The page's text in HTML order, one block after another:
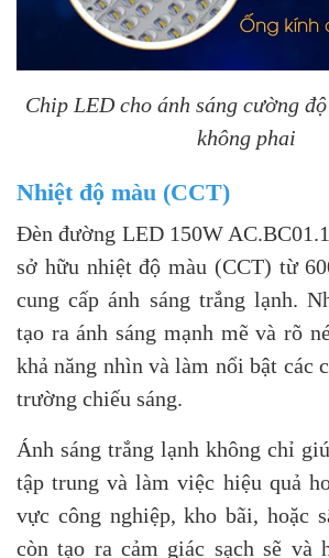
Chip LED cho ánh sáng cường
không phai
Nhiệt độ màu (CCT)
Đèn đường LED 150W
sở hữu nhiệt độ màu (CCT) từ
cung cấp ánh sáng trắng lạnh.
tạo ra ánh sáng mạnh mẽ và rõ
khả năng nhìn và làm nổi bật các
trường chiếu sáng.
Ánh sáng trắng lạnh không chỉ
tập trung và làm việc hiệu quả
vực công nghiệp, kho bãi, hoặc
còn tạo ra cảm giác sạch sẽ và